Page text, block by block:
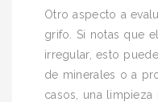
Otro aspecto a
grifo. Si notas que
irregular, esto
de minerales o a
casos, una